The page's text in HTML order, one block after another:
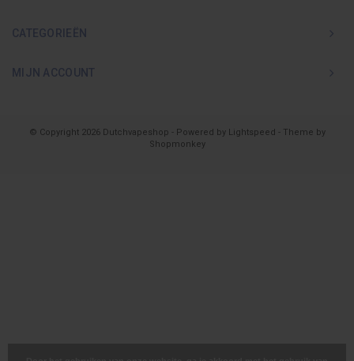
CATEGORIEËN
MIJN ACCOUNT
© Copyright 2026 Dutchvapeshop - Powered by Lightspeed - Theme by
Shopmonkey